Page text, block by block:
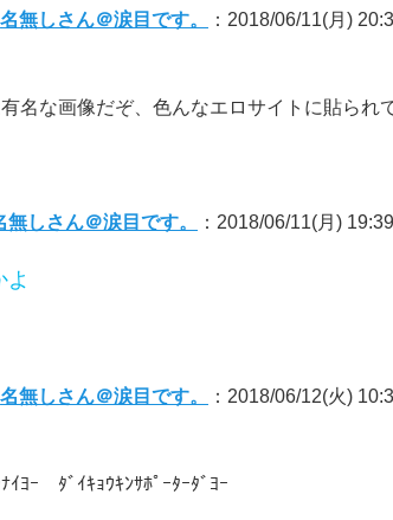
名無しさん＠涙目です。 ：2018/06/11(月)
名な画像だぞ、色んなエロサイトに貼られ
無しさん＠涙目です。 ：2018/06/11(月)
よ
名無しさん＠涙目です。 ：2018/06/12(火)
ﾅｲﾖｰ ﾀﾞｲｷｮｳｷﾝｻﾎﾟｰﾀｰﾀﾞﾖｰ